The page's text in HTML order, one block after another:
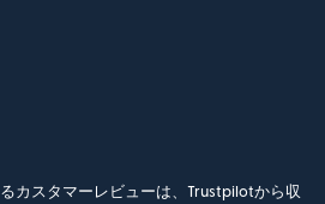
カスタマーレビューは、Trustpilotから収